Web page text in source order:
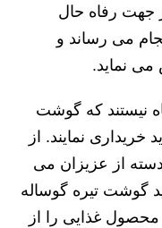
جهت رفاه حال
می رساند و
نماید.
نیستند که گوشت
خریداری نمایند. از
از عزیزان می
گوشت تیره گوساله
محصول غذایی را از